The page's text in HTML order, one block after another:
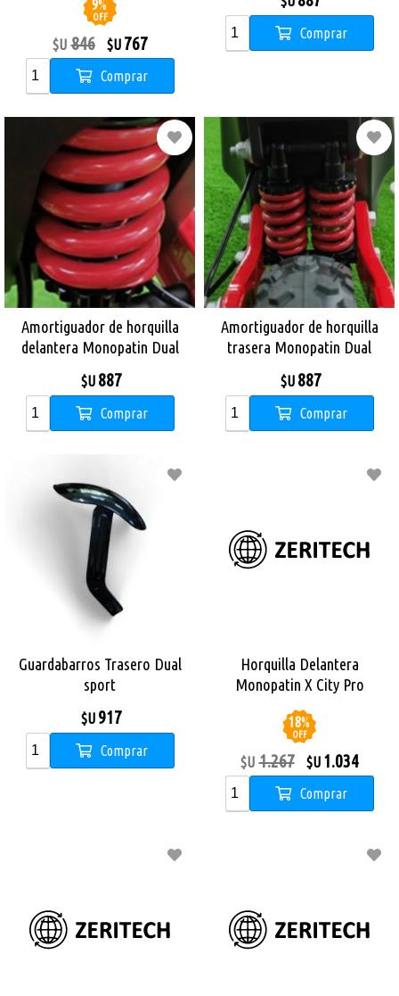
9%
OFF
$U 846 $U 767
Comprar
Comprar
Amortiguador de horquilla
delantera Monopatin Dual
$U 887
Comprar
Amortiguador de horquilla
trasera Monopatin Dual
$U 887
Comprar
Guardabarros Trasero Dual
sport
$U 917
Comprar
Horquilla Delantera
Monopatin X City Pro
18%
OFF
$U 1.267 $U 1.034
Comprar